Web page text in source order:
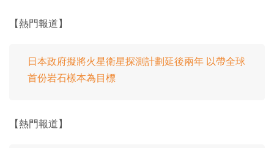
【熱門報道】
日本政府擬將火星衛星探測計劃延後兩年 以帶全球
首份岩石樣本為目標
【熱門報道】